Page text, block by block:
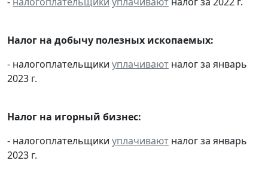
Налог на добычу полезных ископаемых:
- налогоплательщики уплачивают налог за январь
2023 г.
Налог на игорный бизнес:
- налогоплательщики уплачивают налог за январь
2023 г.